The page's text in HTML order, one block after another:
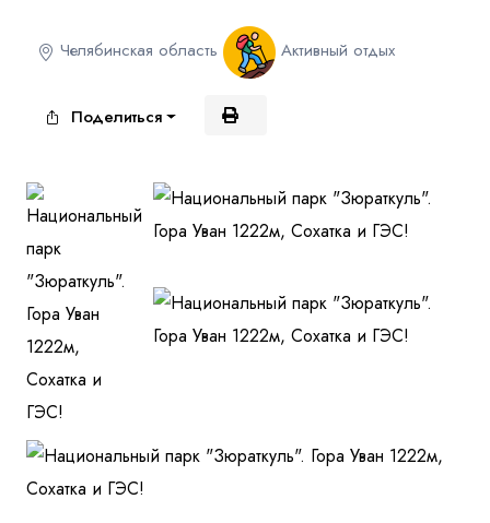
Челябинская область Активный отдых
Поделиться
Куда бы Вы хотели отправиться?
Я даю согласие на
ознакомлен с политикой компании в отношении
обработки персональных данных
Отправить